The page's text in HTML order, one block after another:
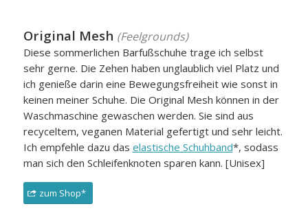
Original Mesh (Feelgrounds)
Diese sommerlichen Barfußschuhe trage ich selbst
sehr gerne. Die Zehen haben unglaublich viel Platz und
ich genieße darin eine Bewegungsfreiheit wie sonst in
keinen meiner Schuhe. Die Original Mesh können in der
Waschmaschine gewaschen werden. Sie sind aus
recyceltem, veganen Material gefertigt und sehr leicht.
Ich empfehle dazu das elastische Schuhband*, sodass
man sich den Schleifenknoten sparen kann. [Unisex]
zum Shop*